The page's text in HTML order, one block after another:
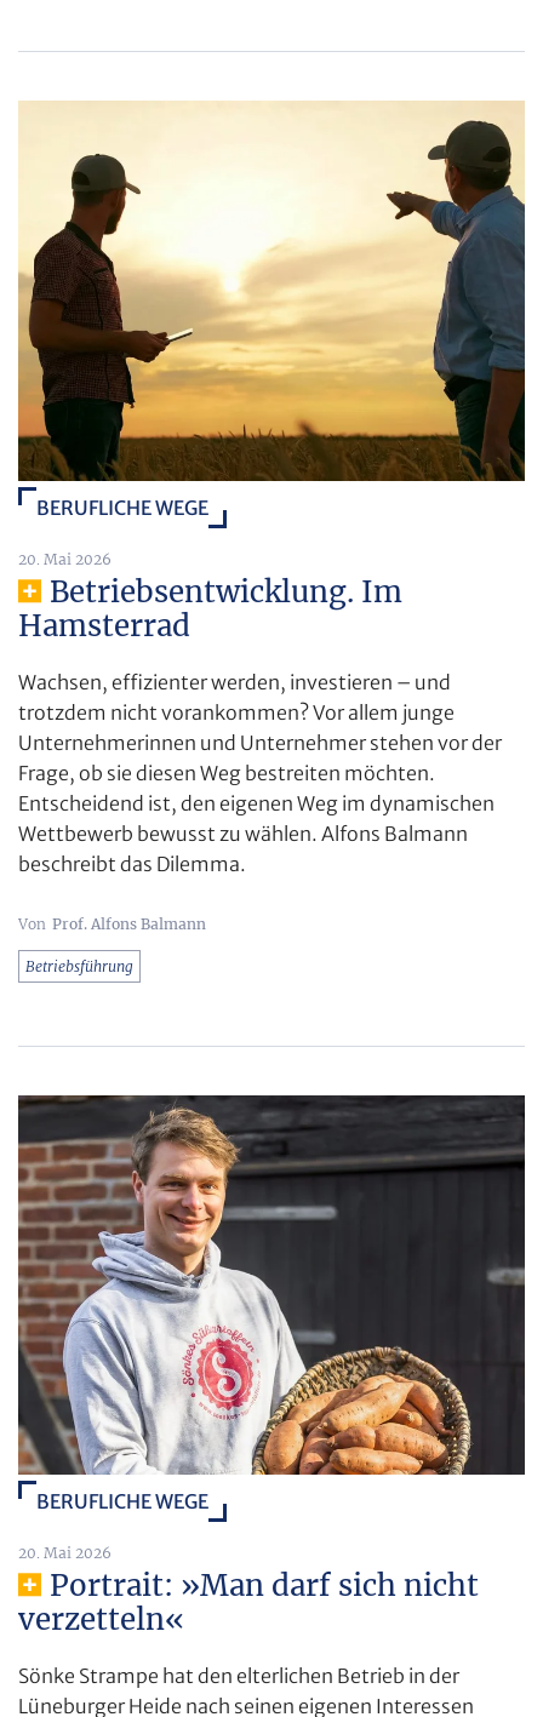
BERUFLICHE WEGE
20. Mai 2026
Betriebsentwicklung. Im
Hamsterrad
Wachsen, effizienter werden, investieren – und
trotzdem nicht vorankommen? Vor allem junge
Unternehmerinnen und Unternehmer stehen vor der
Frage, ob sie diesen Weg bestreiten möchten.
Entscheidend ist, den eigenen Weg im dynamischen
Wettbewerb bewusst zu wählen. Alfons Balmann
beschreibt das Dilemma.
Prof. Alfons Balmann
Betriebsführung
BERUFLICHE WEGE
20. Mai 2026
Portrait: »Man darf sich nicht
verzetteln«
Sönke Strampe hat den elterlichen Betrieb in der
Lüneburger Heide nach seinen eigenen Interessen